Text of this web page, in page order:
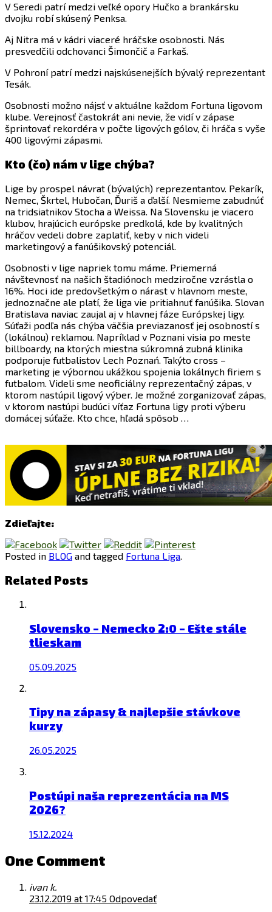
V Seredi patrí medzi veľké opory Hučko a brankársku
dvojku robí skúsený Penksa.
Aj Nitra má v kádri viaceré hráčske osobnosti. Nás
presvedčili odchovanci Šimončič a Farkaš.
V Pohroní patrí medzi najskúsenejších bývalý reprezentant
Tesák.
Osobnosti možno nájsť v aktuálne každom Fortuna ligovom
klube. Verejnosť častokrát ani nevie, že vidí v zápase
šprintovať rekordéra v počte ligových gólov, či hráča s vyše
400 ligovými zápasmi.
Kto (čo) nám v lige chýba?
Lige by prospel návrat (bývalých) reprezentantov. Pekarík,
Nemec, Škrtel, Hubočan, Ďuriš a ďalší. Nesmieme zabudnúť
na tridsiatnikov Stocha a Weissa. Na Slovensku je viacero
klubov, hrajúcich európske predkolá, kde by kvalitných
hráčov vedeli dobre zaplatiť, keby v nich videli
marketingový a fanúšikovský potenciál.
Osobnosti v lige napriek tomu máme. Priemerná
návštevnosť na našich štadiónoch medziročne vzrástla o
16%. Hoci ide predovšetkým o nárast v hlavnom meste,
jednoznačne ale platí, že liga vie pritiahnuť fanúšika. Slovan
Bratislava naviac zaujal aj v hlavnej fáze Európskej ligy.
Súťaži podľa nás chýba väčšia previazanosť jej osobností s
(lokálnou) reklamou. Napríklad v Poznani visia po meste
billboardy, na ktorých miestna súkromná zubná klinika
podporuje futbalistov Lech Poznań. Takýto cross –
marketing je výbornou ukážkou spojenia lokálnych firiem s
futbalom. Videli sme neoficiálny reprezentačný zápas, v
ktorom nastúpil ligový výber. Je možné zorganizovať zápas,
v ktorom nastúpi budúci víťaz Fortuna ligy proti výberu
domácej súťaže. Kto chce, hľadá spôsob …
Zdieľajte:
Posted in BLOG and tagged Fortuna Liga.
Related Posts
Slovensko – Nemecko 2:0 – Ešte stále
tlieskam
05.09.2025
Tipy na zápasy & najlepšie stávkove
kurzy
26.05.2025
Postúpi naša reprezentácia na MS
2026?
15.12.2024
One Comment
ivan k.
23.12.2019 at 17:45 Odpovedať